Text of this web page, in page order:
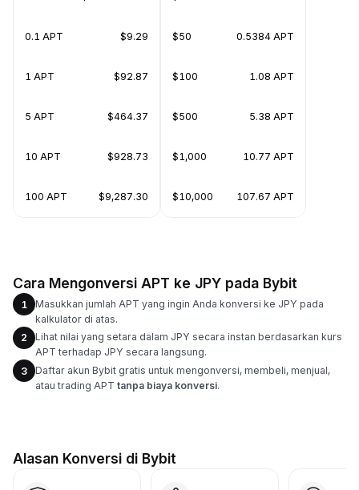
0.1 APT $9.29
1 APT $92.87
5 APT $464.37
10 APT $928.73
100 APT $9,287.30
$50 0.5384 APT
$100 1.08 APT
$500 5.38 APT
$1,000 10.77 APT
$10,000 107.67 APT
Cara Mengonversi APT ke JPY pada Bybit
1
Masukkan jumlah APT yang ingin Anda konversi ke JPY pada
kalkulator di atas.
2
Lihat nilai yang setara dalam JPY secara instan berdasarkan kurs
APT terhadap JPY secara langsung.
3
Daftar akun Bybit gratis untuk mengonversi, membeli, menjual,
atau trading APT tanpa biaya konversi.
Alasan Konversi di Bybit